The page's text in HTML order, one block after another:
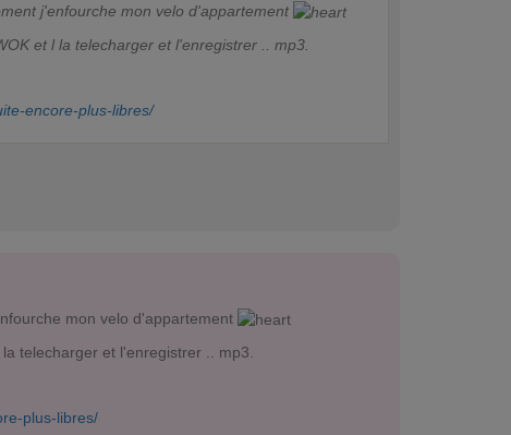
j'enfourche mon velo d'appartement
et l la telecharger et l'enregistrer .. mp3.
encore-plus-libres/
mon velo d'appartement
telecharger et l'enregistrer .. mp3.
plus-libres/